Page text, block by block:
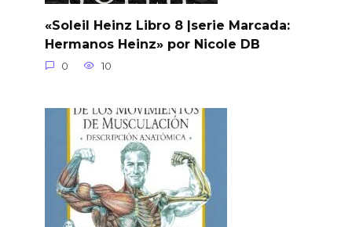
«Soleil Heinz Libro 8 |serie Marcada:
Hermanos Heinz» por Nicole DB
0 10